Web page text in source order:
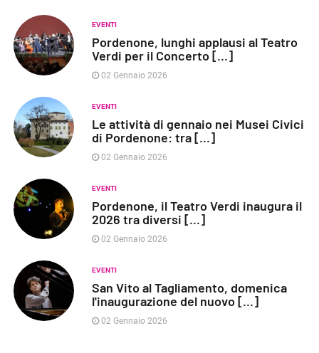
EVENTI
Pordenone, lunghi applausi al Teatro
Verdi per il Concerto [...]
02 Gennaio 2026
EVENTI
Le attività di gennaio nei Musei Civici
di Pordenone: tra [...]
02 Gennaio 2026
EVENTI
Pordenone, il Teatro Verdi inaugura il
2026 tra diversi [...]
02 Gennaio 2026
EVENTI
San Vito al Tagliamento, domenica
l'inaugurazione del nuovo [...]
02 Gennaio 2026